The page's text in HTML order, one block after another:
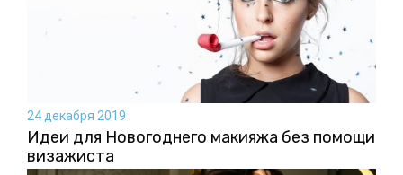
24 декабря 2019
Идеи для Новогоднего макияжа без помощи
визажиста